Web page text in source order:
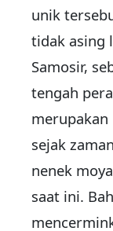
unik
tidak asing
Samosir,
tengah
merupakan
sejak
nenek
saat ini.